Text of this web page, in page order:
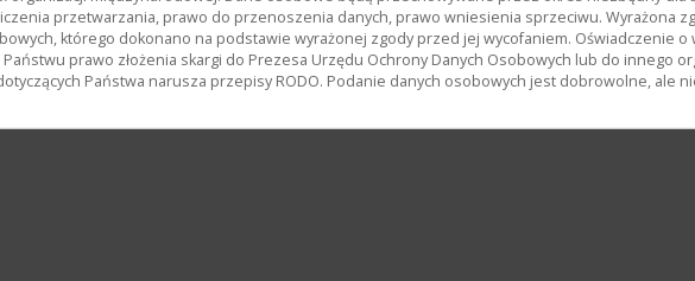
przetwarzania, prawo do przenoszenia danych, prawo wniesienia sprzeciwu. Wyrażona
którego dokonano na podstawie wyrażonej zgody przed jej wycofaniem. Oświadczenie
Państwu prawo złożenia skargi do Prezesa Urzędu Ochrony Danych Osobowych lub do innego
Państwa narusza przepisy RODO. Podanie danych osobowych jest dobrowolne, ale